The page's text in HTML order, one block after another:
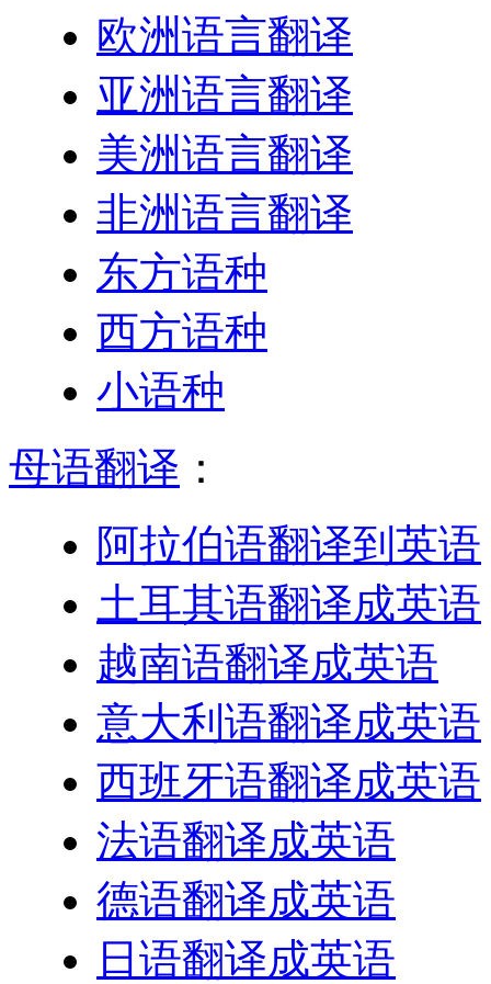
欧洲语言翻译
亚洲语言翻译
美洲语言翻译
非洲语言翻译
东方语种
西方语种
小语种
母语翻译 ：
阿拉伯语翻译到英语
土耳其语翻译成英语
越南语翻译成英语
意大利语翻译成英语
西班牙语翻译成英语
法语翻译成英语
德语翻译成英语
日语翻译成英语